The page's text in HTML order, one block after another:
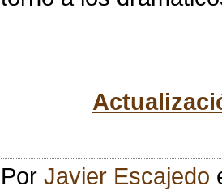
Por Javier Escajedo